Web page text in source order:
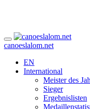
canoeslalom.net
EN
International
Meister des
Sieger
Ergebnislisten